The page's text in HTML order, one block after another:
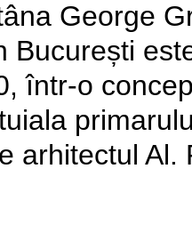
George
București
într-o
arhitectul